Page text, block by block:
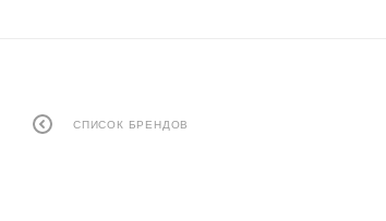
СПИСОК БРЕНДОВ